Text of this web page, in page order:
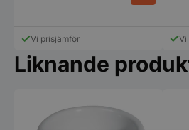
produkten
flera
varianter.
alternativen
kan
Vi prisjämför Vi
Liknande